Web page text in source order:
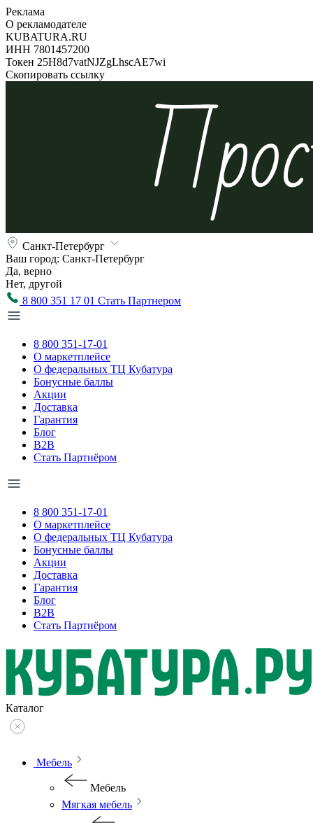
Реклама
О рекламодателе
KUBATURA.RU
ИНН 7801457200
Токен 25H8d7vatNJZgLhscAE7wi
Скопировать ссылку
Санкт-Петербург
Ваш город: Санкт-Петербург
Да, верно
Нет, другой
8 800 351 17 01 Стать Партнером
8 800 351-17-01
О маркетплейсе
О федеральных ТЦ Кубатура
Бонусные баллы
Акции
Доставка
Гарантия
Блог
B2B
Стать Партнёром
8 800 351-17-01
О маркетплейсе
О федеральных ТЦ Кубатура
Бонусные баллы
Акции
Доставка
Гарантия
Блог
B2B
Стать Партнёром
Каталог
Мебель
Мебель
Мягкая мебель